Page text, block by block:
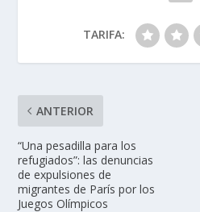
TARIFA:
ANTERIOR
“Una pesadilla para los
refugiados”: las denuncias
de expulsiones de
migrantes de París por los
Juegos Olímpicos